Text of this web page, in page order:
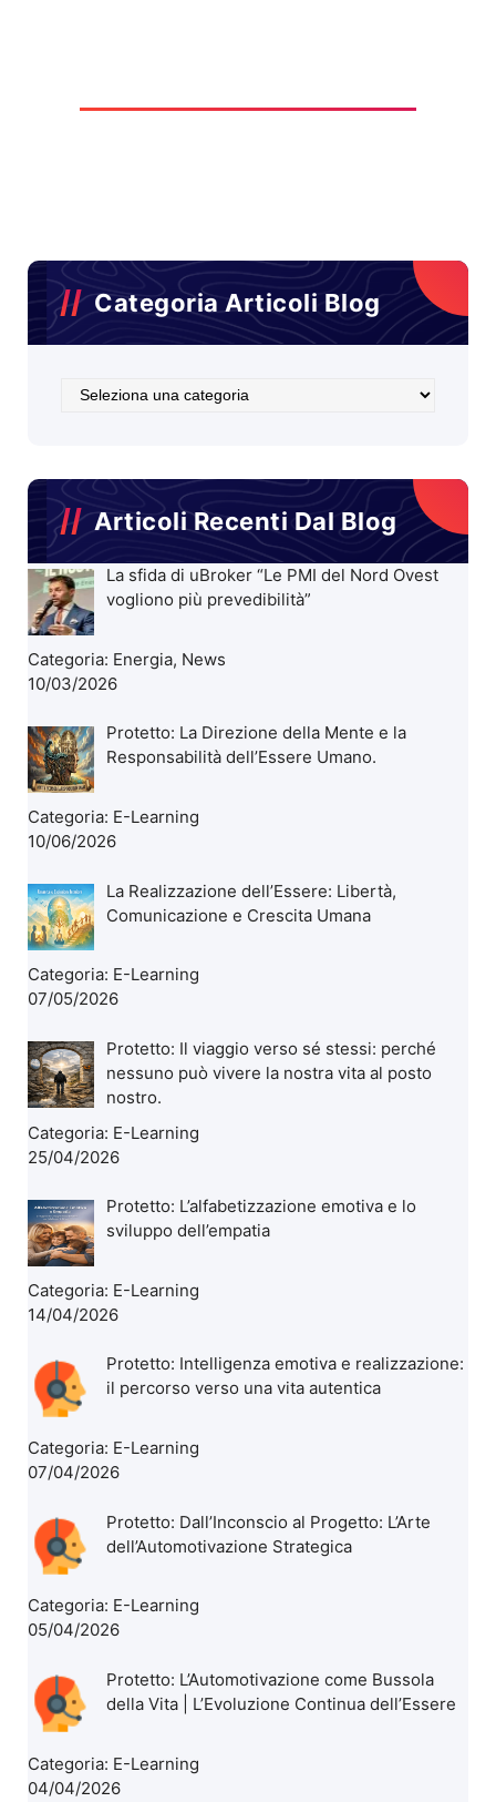
Categoria Articoli Blog
Categoria
Articoli Recenti Dal Blog
La sfida di uBroker “Le PMI del Nord Ovest
vogliono più prevedibilità”
Categoria: Energia, News
10/03/2026
Protetto: La Direzione della Mente e la
Responsabilità dell’Essere Umano.
Categoria: E-Learning
10/06/2026
La Realizzazione dell’Essere: Libertà,
Comunicazione e Crescita Umana
Categoria: E-Learning
07/05/2026
Protetto: Il viaggio verso sé stessi: perché
nessuno può vivere la nostra vita al posto
nostro.
Categoria: E-Learning
25/04/2026
Protetto: L’alfabetizzazione emotiva e lo
sviluppo dell’empatia
Categoria: E-Learning
14/04/2026
Protetto: Intelligenza emotiva e realizzazione:
il percorso verso una vita autentica
Categoria: E-Learning
07/04/2026
Protetto: Dall’Inconscio al Progetto: L’Arte
dell’Automotivazione Strategica
Categoria: E-Learning
05/04/2026
Protetto: L’Automotivazione come Bussola
della Vita | L’Evoluzione Continua dell’Essere
Categoria: E-Learning
04/04/2026